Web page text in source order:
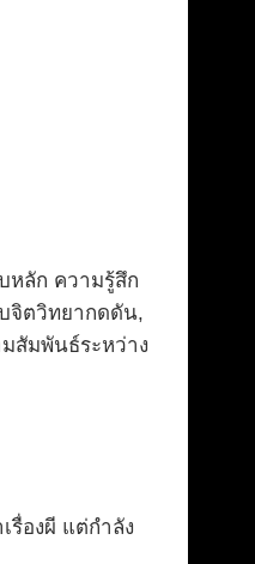
หลัก ความรู้สึก
จิตวิทยากดดัน,
สัมพันธ์ระหว่าง
รื่องผี แต่กำลัง